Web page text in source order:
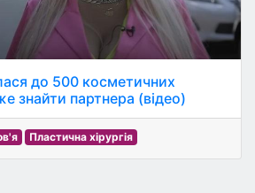
до 500 косметичних
знайти партнера (відео)
Пластична хірургія